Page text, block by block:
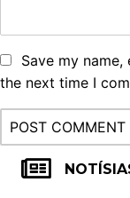
Save my
the next time I